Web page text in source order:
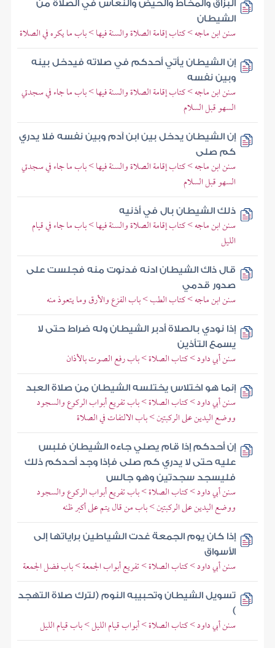
البزاق والمخاط والحيض والنعاس في الصلاة من
الشيطان
سنن ابن ماجه > كتاب إقامة الصلاة والسنة فيها > باب ما يكره في الصلاة
إن الشيطان يأتي أحدكم في صلاته فيدخل بينه
وبين نفسه
سنن ابن ماجه > كتاب إقامة الصلاة والسنة فيها > باب ما جاء في سجدتي
السهو قبل السلام
إن الشيطان يدخل بين ابن آدم وبين نفسه فلا يدري
كم صلى
سنن ابن ماجه > كتاب إقامة الصلاة والسنة فيها > باب ما جاء في سجدتي
السهو قبل السلام
ذلك الشيطان بال في أذنيه
سنن ابن ماجه > كتاب إقامة الصلاة والسنة فيها > باب ما جاء في قيام
الليل
قال ذاك الشيطان ادنه فدنوت منه فجلست على
صدور قدمي
سنن ابن ماجه > كتاب الطب > باب الفزع والأرق وما يتعوذ منه
إذا نودي بالصلاة أدبر الشيطان وله ضراط حتى لا
يسمع التأذين
سنن أبي داود > كتاب الصلاة > باب رفع الصوت بالأذان
إنما هو اختلاس يختلسه الشيطان من صلاة العبد
سنن أبي داود > كتاب الصلاة > باب تفريع أبواب الركوع والسجود
ووضع اليدين على الركبتين > باب الالتفات في الصلاة
إن أحدكم إذا قام يصلي جاءه الشيطان فلبس
عليه حتى لا يدري كم صلى فإذا وجد أحدكم ذلك
فليسجد سجدتين وهو جالس
سنن أبي داود > كتاب الصلاة > باب تفريع أبواب الركوع والسجود
ووضع اليدين على الركبتين > باب من قال يتم على أكبر ظنه
إذا كان يوم الجمعة غدت الشياطين براياتها إلى
الأسواق
سنن أبي داود > كتاب الصلاة > تفريع أبواب الجمعة > باب فضل الجمعة
تسويل الشيطان وتحبيبه النوم (لترك صلاة التهجد
)
سنن أبي داود > كتاب الصلاة > أبواب قيام الليل > باب قيام الليل